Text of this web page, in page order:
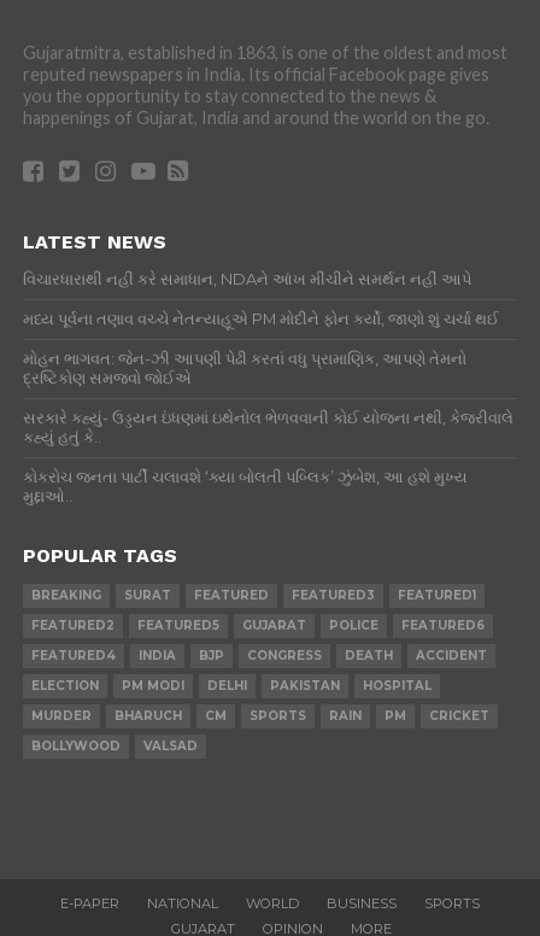
Gujaratmitra, established in 1863, is one of the oldest and most
reputed newspapers in India. Its official Facebook page gives
you the opportunity to stay connected to the news &
happenings of Gujarat, India and around the world on the go.
LATEST NEWS
વિચારધારાથી નહીં કરે સમાધાન, NDAને આંખ મીંચીને સમર્થન નહીં આપે
મધ્ય પૂર્વના તણાવ વચ્ચે નેતન્યાહૂએ PM મોદીને ફોન કર્યો, જાણો શું ચર્ચા થઈ
મોહન ભાગવત: જેન-ઝી આપણી પેઢી કરતાં વધુ પ્રામાણિક, આપણે તેમનો
દ્રષ્ટિકોણ સમજવો જોઈએ
સરકારે કહ્યું- ઉડ્ડયન ઇંધણમાં ઇથેનોલ ભેળવવાની કોઈ યોજના નથી, કેજરીવાલે
કહ્યું હતું કે..
કોકરોચ જનતા પાર્ટી ચલાવશે ‘ક્યા બોલતી પબ્લિક’ ઝુંબેશ, આ હશે મુખ્ય
મુદ્દાઓ..
POPULAR TAGS
BREAKING SURAT FEATURED FEATURED3
FEATURED1
FEATURED2
FEATURED5 GUJARAT POLICE
FEATURED6
FEATURED4
INDIA BJP CONGRESS DEATH
ACCIDENT
ELECTION
PM MODI DELHI PAKISTAN
HOSPITAL
MURDER
BHARUCH CM SPORTS RAIN PM
CRICKET
BOLLYWOOD
VALSAD
E-PAPER NATIONAL WORLD BUSINESS
SPORTS
GUJARAT
OPINION MORE